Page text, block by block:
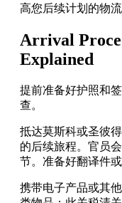
高您后续计划的物流
Arrival
Explained
提前准备好护照和
查。
抵达莫斯科或圣彼
的后续旅程。官员
节。准备好翻译件
携带电子产品或其